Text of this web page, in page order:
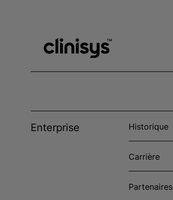
Enterprise Historique
Carrière
Partenaires